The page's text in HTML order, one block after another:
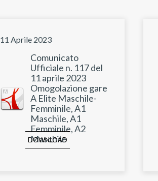
11 Aprile 2023
Comunicato
Ufficiale n. 117 del
11 aprile 2023
Omogolazione gare
A Elite Maschile-
Femminile, A1
Maschile, A1
Femminile, A2
Maschile
DOWNLOAD